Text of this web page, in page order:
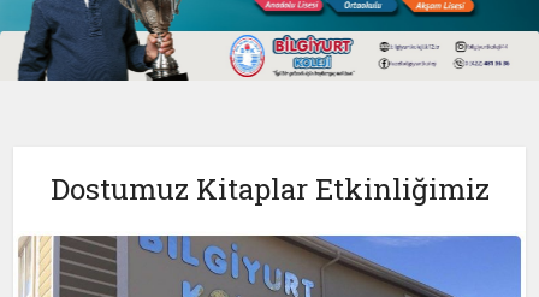
Dostumuz Kitaplar Etkinliğimiz